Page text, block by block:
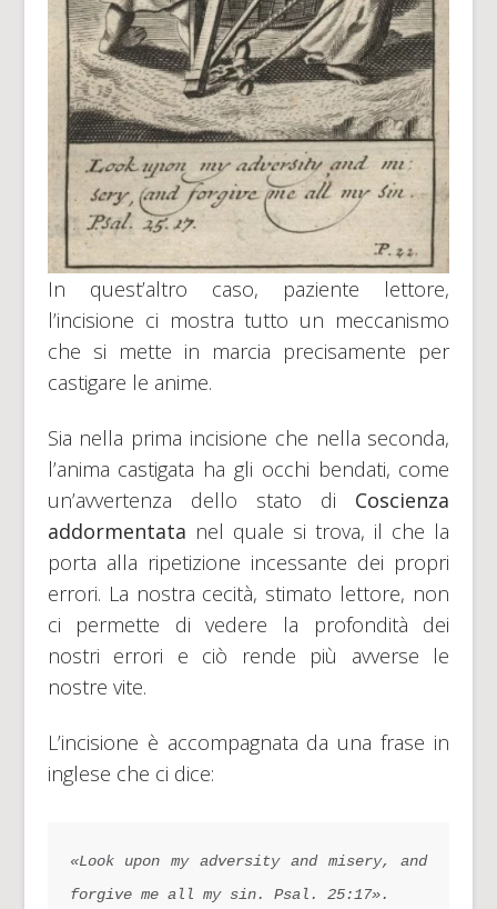
In quest’altro caso, paziente lettore,
l’incisione ci mostra tutto un meccanismo
che si mette in marcia precisamente per
castigare le anime.
Sia nella prima incisione che nella seconda,
l’anima castigata ha gli occhi bendati, come
un’avvertenza dello stato di Coscienza
addormentata nel quale si trova, il che la
porta alla ripetizione incessante dei propri
errori. La nostra cecità, stimato lettore, non
ci permette di vedere la profondità dei
nostri errori e ciò rende più avverse le
nostre vite.
L’incisione è accompagnata da una frase in
inglese che ci dice:
«Look upon my adversity and misery, and
forgive me all my sin. Psal. 25:17».